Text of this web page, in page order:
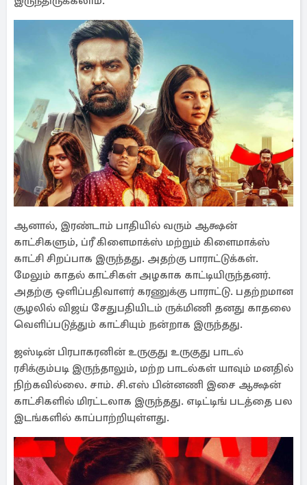
ஆனால், இரண்டாம் பாதியில் வரும் ஆக்ஷன்
காட்சிகளும், ப்ரீ கிளைமாக்ஸ் மற்றும் கிளைமாக்ஸ்
காட்சி சிறப்பாக இருந்தது. அதற்கு பாராட்டுக்கள்.
மேலும் காதல் காட்சிகள் அழகாக காட்டியிருந்தனர்.
அதற்கு ஒளிப்பதிவாளர் கரணுக்கு பாராட்டு. பதற்றமான
சூழலில் விஜய் சேதுபதியிடம் ருக்மிணி தனது காதலை
வெளிப்படுத்தும் காட்சியும் நன்றாக இருந்தது.
ஜஸ்டின் பிரபாகரனின் உருகுது உருகுது பாடல்
ரசிக்கும்படி இருந்தாலும், மற்ற பாடல்கள் யாவும் மனதில்
நிற்கவில்லை. சாம். சி.எஸ் பின்னணி இசை ஆக்ஷன்
காட்சிகளில் மிரட்டலாக இருந்தது. எடிட்டிங் படத்தை பல
இடங்களில் காப்பாற்றியுள்ளது.